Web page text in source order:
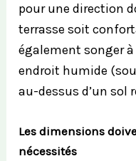
pour une direction
terrasse soit
également songer
endroit humide
au-dessus d’un sol
Les dimensions
nécessités